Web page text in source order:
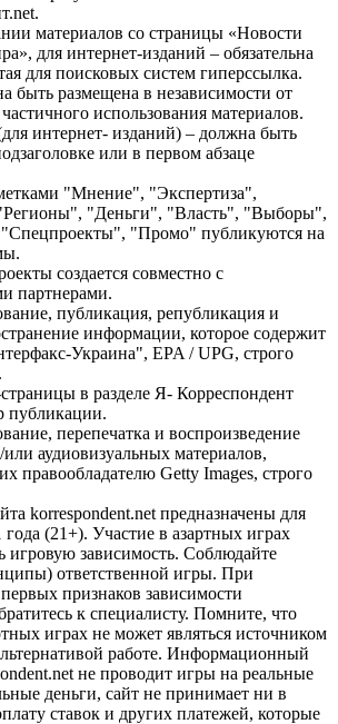
материалов со страницы «Новости
для интернет-изданий – обязательна
для поисковых систем гиперссылка.
быть размещена в независимости от
использования материалов.
интернет- изданий) – должна быть
или в первом абзаце
"Мнение", "Экспертиза",
"Деньги", "Власть", "Выборы",
"Спецпроекты", "Промо" публикуются на
создается совместно с
партнерами.
публикация, републикация и
информации, которое содержит
Украина", EPA / UPG, строго
в разделе Я- Корреспондент
публикации.
перепечатка и воспроизведение
аудиовизуальных материалов,
правообладателю Getty Images, строго
korrespondent.net предназначены для
(21+). Участие в азартных играх
игровую зависимость. Соблюдайте
ответственной игры. При
признаков зависимости
к специалисту. Помните, что
играх не может являться источником
работе. Информационный
не проводит игры на реальные
деньги, сайт не принимает ни в
ставок и других платежей, которые